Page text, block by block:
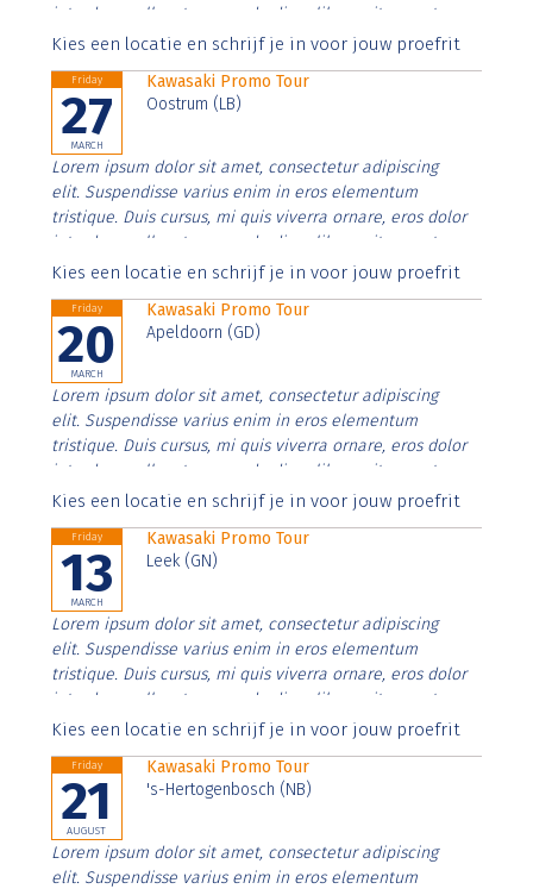
interdum nulla, ut commodo diam libero vitae erat.
Aenean faucibus nibh et justo cursus id rutrum lorem
Kies een locatie en schrijf je in voor jouw proefrit
Friday
27
MARCH
Kawasaki Promo Tour
Oostrum (LB)
Lorem ipsum dolor sit amet, consectetur adipiscing
elit. Suspendisse varius enim in eros elementum
tristique. Duis cursus, mi quis viverra ornare, eros dolor
interdum nulla, ut commodo diam libero vitae erat.
Aenean faucibus nibh et justo cursus id rutrum lorem
Kies een locatie en schrijf je in voor jouw proefrit
Friday
20
MARCH
Kawasaki Promo Tour
Apeldoorn (GD)
Lorem ipsum dolor sit amet, consectetur adipiscing
elit. Suspendisse varius enim in eros elementum
tristique. Duis cursus, mi quis viverra ornare, eros dolor
interdum nulla, ut commodo diam libero vitae erat.
Aenean faucibus nibh et justo cursus id rutrum lorem
Kies een locatie en schrijf je in voor jouw proefrit
Friday
13
MARCH
Kawasaki Promo Tour
Leek (GN)
Lorem ipsum dolor sit amet, consectetur adipiscing
elit. Suspendisse varius enim in eros elementum
tristique. Duis cursus, mi quis viverra ornare, eros dolor
interdum nulla, ut commodo diam libero vitae erat.
Aenean faucibus nibh et justo cursus id rutrum lorem
Kies een locatie en schrijf je in voor jouw proefrit
Friday
21
AUGUST
Kawasaki Promo Tour
's-Hertogenbosch (NB)
Lorem ipsum dolor sit amet, consectetur adipiscing
elit. Suspendisse varius enim in eros elementum